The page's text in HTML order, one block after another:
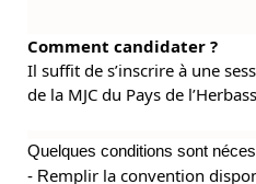
Comment candidater ?
Il suffit de s’inscrire à une
de la MJC du Pays de
Quelques conditions sont
- Remplir la convention